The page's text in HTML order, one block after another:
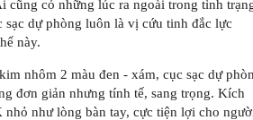
cũng có những lúc ra ngoài trong tình
sạc dự phòng luôn là vị cứu tinh đắc lực
này.
nhôm 2 màu đen - xám, cục sạc dự
đơn giản nhưng tính tế, sang trọng. Kích
nhỏ như lòng bàn tay, cực tiện lợi cho